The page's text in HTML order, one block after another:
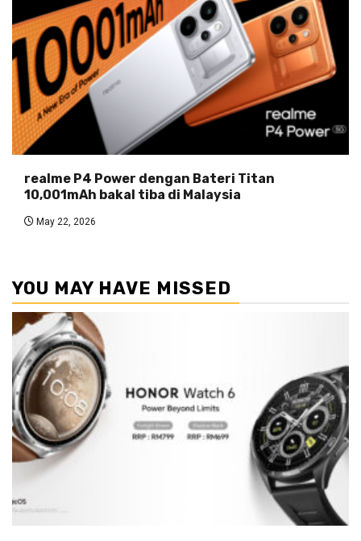
realme P4 Power dengan Bateri Titan
10,001mAh bakal tiba di Malaysia
May 22, 2026
YOU MAY HAVE MISSED